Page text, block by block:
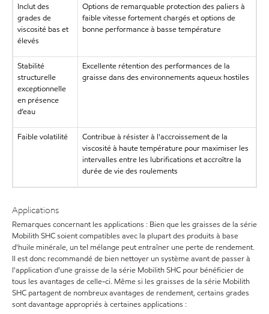
Inclut des
grades de
viscosité bas et
élevés
Options de remarquable protection des paliers à
faible vitesse fortement chargés et options de
bonne performance à basse température
Stabilité
structurelle
exceptionnelle
en présence
d’eau
Excellente rétention des performances de la
graisse dans des environnements aqueux hostiles
Faible volatilité
Contribue à résister à l'accroissement de la
viscosité à haute température pour maximiser les
intervalles entre les lubrifications et accroître la
durée de vie des roulements
Applications
Remarques concernant les applications : Bien que les graisses de la série
Mobilith SHC soient compatibles avec la plupart des produits à base
d'huile minérale, un tel mélange peut entraîner une perte de rendement.
Il est donc recommandé de bien nettoyer un système avant de passer à
l'application d'une graisse de la série Mobilith SHC pour bénéficier de
tous les avantages de celle-ci. Même si les graisses de la série Mobilith
SHC partagent de nombreux avantages de rendement, certains grades
sont davantage appropriés à certaines applications :